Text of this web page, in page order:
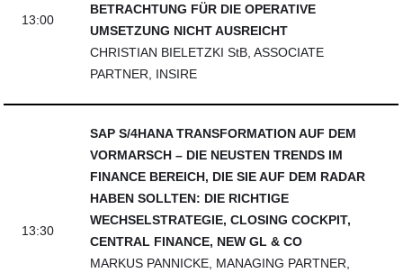
13:00
BETRACHTUNG FÜR DIE OPERATIVE
UMSETZUNG NICHT AUSREICHT
CHRISTIAN BIELETZKI StB, ASSOCIATE
PARTNER, INSIRE
13:30
SAP S/4HANA TRANSFORMATION AUF DEM
VORMARSCH – DIE NEUSTEN TRENDS IM
FINANCE BEREICH, DIE SIE AUF DEM RADAR
HABEN SOLLTEN: DIE RICHTIGE
WECHSELSTRATEGIE, CLOSING COCKPIT,
CENTRAL FINANCE, NEW GL & CO
MARKUS PANNICKE, MANAGING PARTNER,